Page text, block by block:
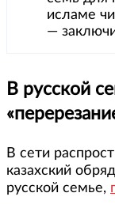
исламе
—
В русской
В сети
казахский
русской семье,